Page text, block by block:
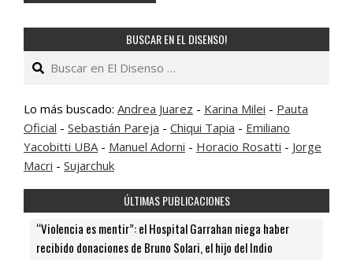
BUSCAR EN EL DISENSO!
Buscar
Lo más buscado: Andrea Juarez - Karina Milei - Pauta
Oficial - Sebastián Pareja - Chiqui Tapia - Emiliano
Yacobitti UBA- Manuel Adorni - Horacio Rosatti - Jorge
Macri - Sujarchuk
ÚLTIMAS PUBLICACIONES
“Violencia es mentir”: el Hospital Garrahan niega haber
recibido donaciones de Bruno Solari, el hijo del Indio